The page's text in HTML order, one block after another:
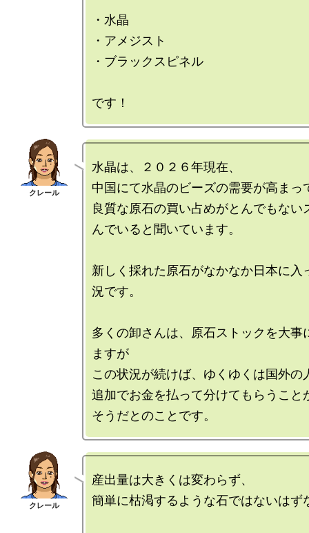
・水晶
・アメジスト
・ブラックスピネル
水晶は、２０２６年現在、
中国にて水晶のビーズの需要が高まっ
良質な原石の買い占めがとんでもない
んでいると聞いています。
新しく採れた原石がなかなか日本に入
況です。
多くの卸さんは、原石ストックを大事
ますが
この状況が続けば、ゆくゆくは国外の
追加でお金を払って分けてもらうこと
産出量は大きくは変わらず、
簡単に枯渇するような石ではないはず